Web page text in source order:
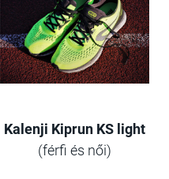
Kalenji Kiprun KS light
(férfi és női)